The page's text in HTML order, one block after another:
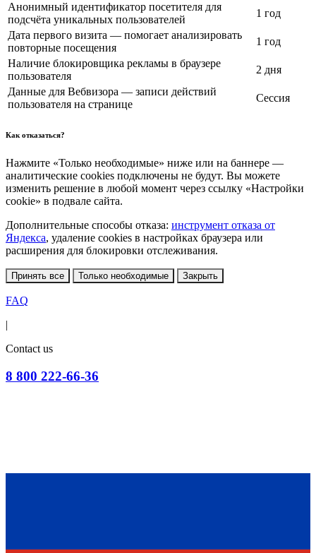
Анонимный идентификатор посетителя для
подсчёта уникальных пользователей
1 год
Дата первого визита — помогает анализировать
повторные посещения
1 год
Наличие блокировщика рекламы в браузере
пользователя
2 дня
Данные для Вебвизора — записи действий
пользователя на странице
Сессия
Как отказаться?
Нажмите «Только необходимые» ниже или на баннере —
аналитические cookies подключены не будут. Вы можете
изменить решение в любой момент через ссылку «Настройки
cookie» в подвале сайта.
Дополнительные способы отказа: инструмент отказа от
Яндекса, удаление cookies в настройках браузера или
расширения для блокировки отслеживания.
Принять все Только необходимые Закрыть
FAQ
|
Contact us
8 800 222-66-36